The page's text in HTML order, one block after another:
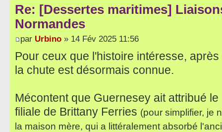
Re: [Dessertes maritimes]
Normandes
par Urbino » 14 Fév 2025 11:56
Pour ceux que l'histoire intéresse,
la chute est désormais connue.
Mécontent que Guernesey ait attribué
filiale de Brittany Ferries (pour simplifier, je
la maison mère, qui a littéralement absorbé